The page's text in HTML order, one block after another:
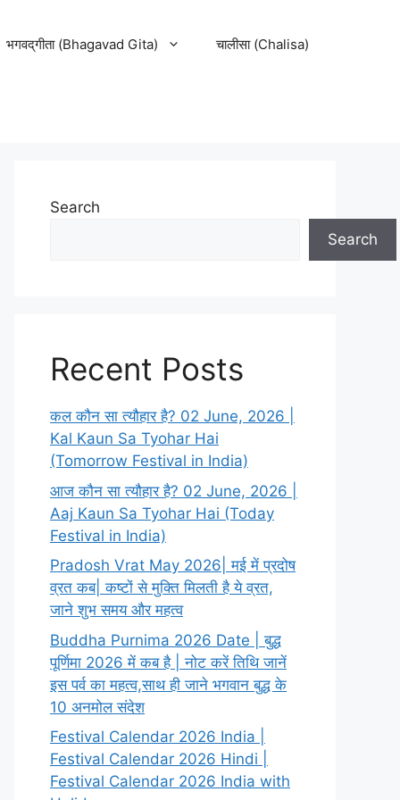
भगवद्‌गीता (Bhagavad Gita) चालीसा (Chalisa)
Search
Search
Recent Posts
कल कौन सा त्यौहार है? 02 June, 2026 |
Kal Kaun Sa Tyohar Hai
(Tomorrow Festival in India)
आज कौन सा त्यौहार है? 02 June, 2026 |
Aaj Kaun Sa Tyohar Hai (Today
Festival in India)
Pradosh Vrat May 2026| मई में प्रदोष
व्रत कब| कष्टों से मुक्ति मिलती है ये व्रत,
जाने शुभ समय और महत्व
Buddha Purnima 2026 Date | बुद्ध
पूर्णिमा 2026 में कब है | नोट करें तिथि जानें
इस पर्व का महत्व,साथ ही जाने भगवान बुद्ध के
10 अनमोल संदेश
Festival Calendar 2026 India |
Festival Calendar 2026 Hindi |
Festival Calendar 2026 India with